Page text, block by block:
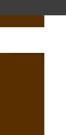
to
content